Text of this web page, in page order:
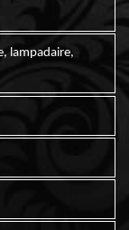
lampadaire,